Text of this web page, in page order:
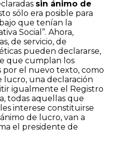
sin ánimo de
sólo era posible para
que tenían la
Social”. Ahora,
de servicio, de
pueden declararse,
que cumplan los
por el nuevo texto, como
lucro, una declaración
igualmente el Registro
todas aquellas que
interese constituirse
de lucro, van a
el presidente de